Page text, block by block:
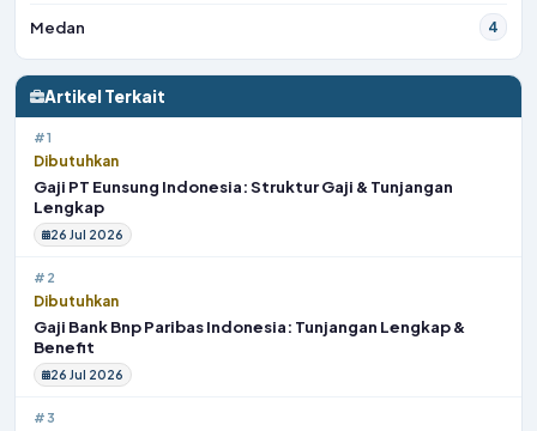
Medan 4
Artikel Terkait
#1
Dibutuhkan
Gaji PT Eunsung Indonesia: Struktur Gaji & Tunjangan
Lengkap
26 Jul 2026
#2
Dibutuhkan
Gaji Bank Bnp Paribas Indonesia: Tunjangan Lengkap &
Benefit
26 Jul 2026
#3